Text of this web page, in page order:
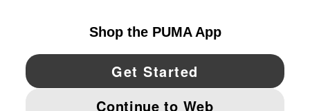
YouTube Twitter Pinterest
IMPRINT AND LEGAL DATA